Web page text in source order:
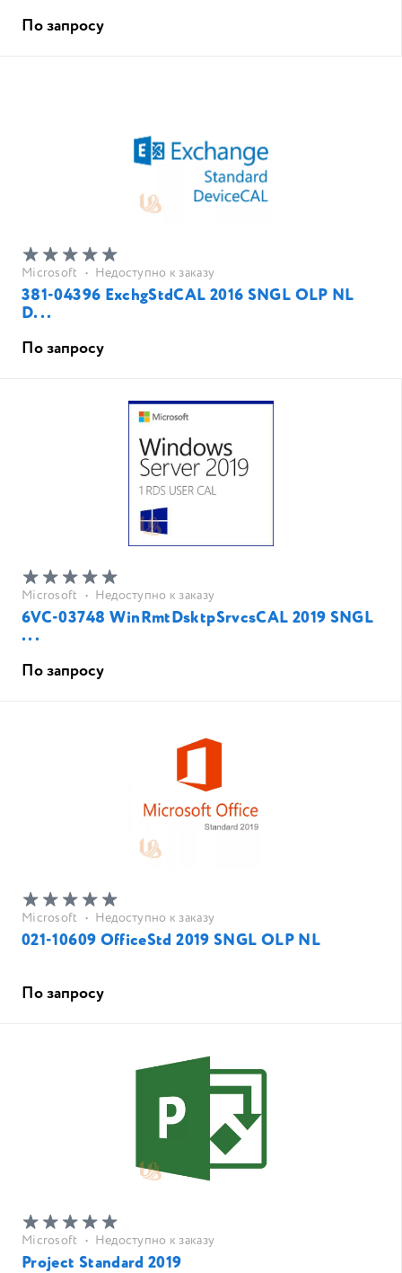
По запросу
Microsoft • Недоступно к заказу
381-04396 ExchgStdCAL 2016 SNGL OLP NL
D...
По запросу
Microsoft • Недоступно к заказу
6VC-03748 WinRmtDsktpSrvcsCAL 2019 SNGL
...
По запросу
Microsoft • Недоступно к заказу
021-10609 OfficeStd 2019 SNGL OLP NL
По запросу
Microsoft • Недоступно к заказу
Project Standard 2019